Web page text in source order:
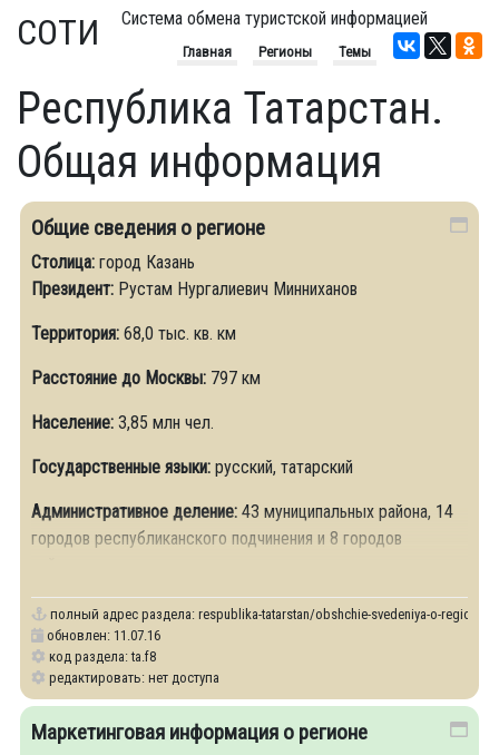
СОТИ Система обмена туристской информацией
Главная Регионы Темы
Республика Татарстан.
Общая информация
Общие сведения о регионе
Столица: город Казань
Президент: Рустам Нургалиевич Минниханов
Территория: 68,0 тыс. кв. км
Расстояние до Москвы: 797 км
Население: 3,85 млн чел.
Государственные языки: русский, татарский
Административное деление: 43 муниципальных района, 14
городов республиканского подчинения и 8 городов
полный адрес раздела: respublika-tatarstan/obshchie-svedeniya-o-regione
обновлен: 11.07.16
код раздела: ta.f8
редактировать: нет доступа
Маркетинговая информация о регионе